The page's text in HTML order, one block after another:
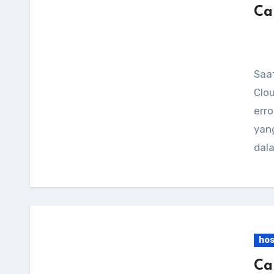
Saat deploy aplikasi Next.js ke hosting cPanel /